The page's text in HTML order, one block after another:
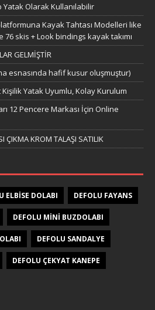
Yatak Olarak Kullanılabilir
Kayak Tahtası Modelleri like
skis + Look bindings kayak takımı
GELMİŞTİR
esnasında hafif kusur oluşmuştur)
Yatak Uyumlu, Kolay Kurulum
12 Pencere Markası İçin Online
ÇIKMA KROM TALAŞI SATILIK
ELBISE DOLABI DEFOLU FAYANS
DEFOLU MINI BUZDOLABI
DEFOLU SANDALYE
DEFOLU ÇEKYAT KANEPE